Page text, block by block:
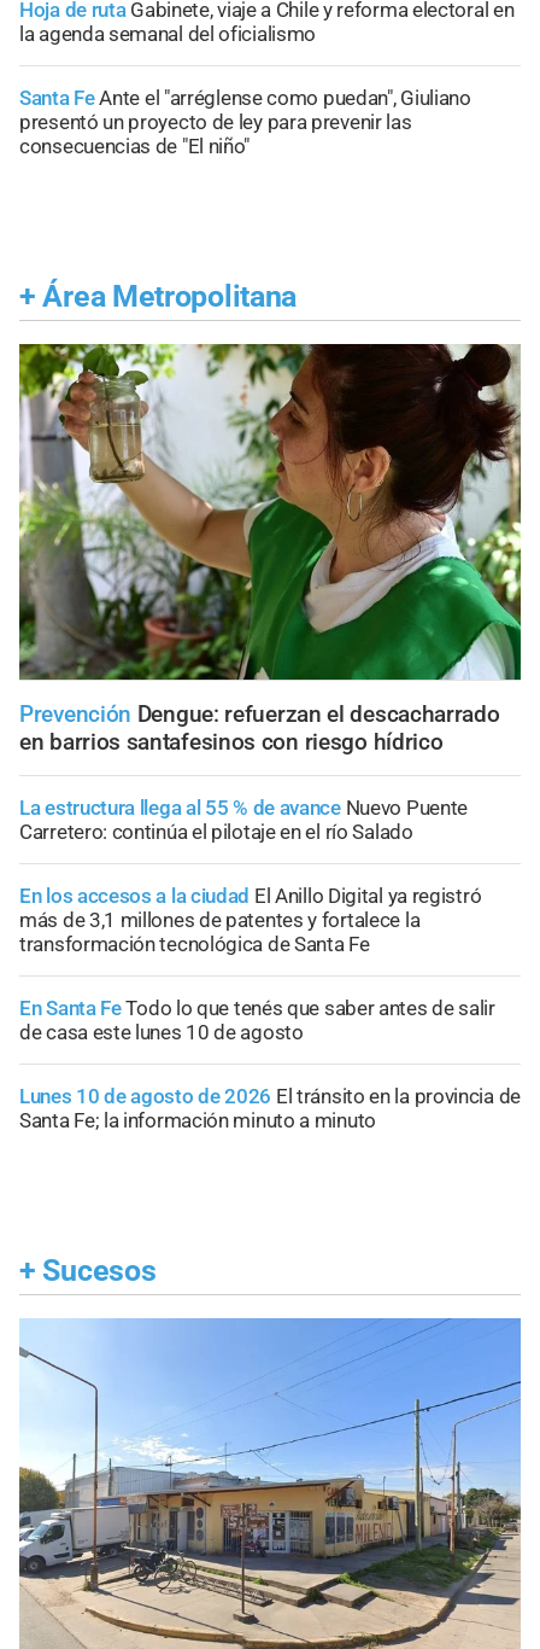
Hoja de ruta Gabinete, viaje a Chile y reforma electoral en
la agenda semanal del oficialismo
Santa FeAnte el "arréglense como puedan", Giuliano
presentó un proyecto de ley para prevenir las
consecuencias de "El niño"
+ Área Metropolitana
Prevención Dengue: refuerzan el descacharrado
en barrios santafesinos con riesgo hídrico
La estructura llega al 55 % de avance Nuevo Puente
Carretero: continúa el pilotaje en el río Salado
En los accesos a la ciudad El Anillo Digital ya registró
más de 3,1 millones de patentes y fortalece la
transformación tecnológica de Santa Fe
En Santa FeTodo lo que tenés que saber antes de salir
de casa este lunes 10 de agosto
Lunes 10 de agosto de 2026 El tránsito en la provincia de
Santa Fe; la información minuto a minuto
+ Sucesos